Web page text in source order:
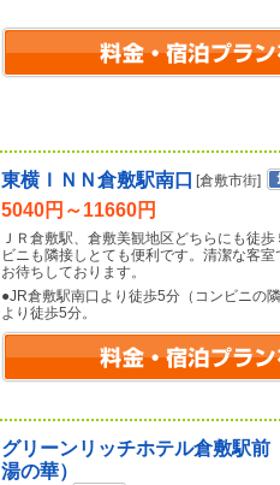
東横ＩＮＮ倉敷駅南口 [倉敷市街]
5040円～11660円
ＪＲ倉敷駅、倉敷美観地区どちらにも徒
ビニも隣接しとても便利です。清潔な客室
お待ちしております。
●JR倉敷駅南口より徒歩5分（コンビニの
より徒歩5分。
グリーンリッチホテル倉敷駅
湯の華）